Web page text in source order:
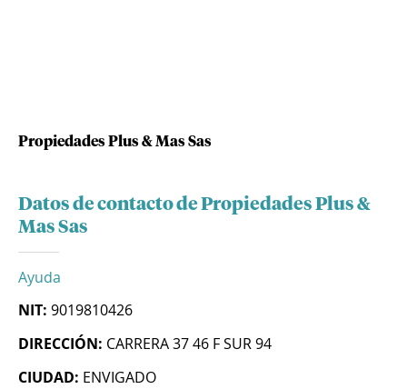
Propiedades Plus & Mas Sas
Datos de contacto de Propiedades Plus &
Mas Sas
Ayuda
NIT: 9019810426
DIRECCIÓN: CARRERA 37 46 F SUR 94
CIUDAD: ENVIGADO